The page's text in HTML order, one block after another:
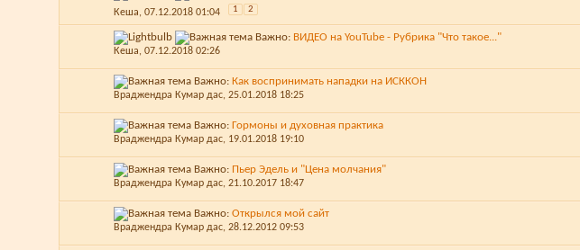
Кеша, 07.12.2018 01:04 1 2
Важно: ВИДЕО на YouTube - Рубрика "Что такое..."
Кеша, 07.12.2018 02:26
Важно: Как воспринимать нападки на ИСККОН
Враджендра Кумар дас, 25.01.2018 18:25
Важно: Гормоны и духовная практика
Враджендра Кумар дас, 19.01.2018 19:10
Важно: Пьер Эдель и "Цена молчания"
Враджендра Кумар дас, 21.10.2017 18:47
Важно: Открылся мой сайт
Враджендра Кумар дас, 28.12.2012 09:53